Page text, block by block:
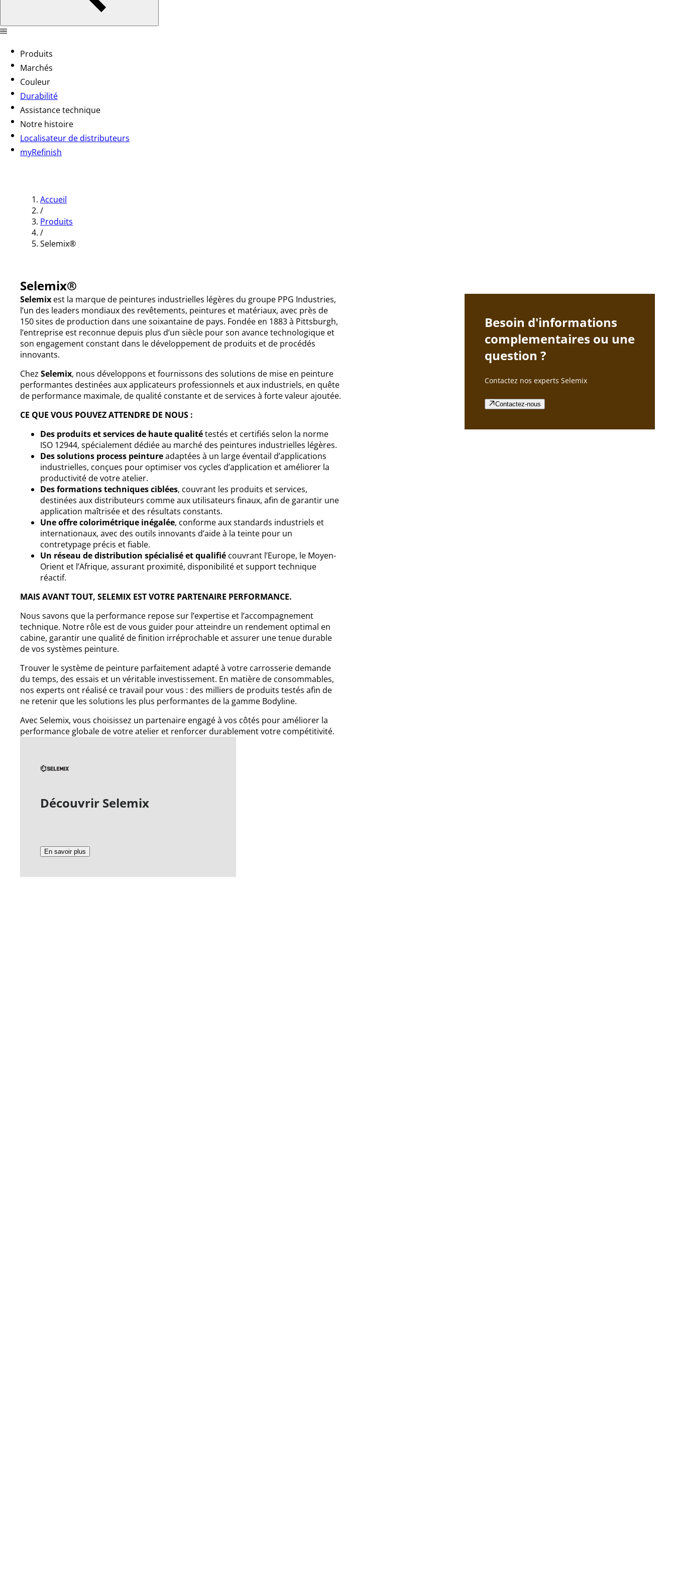
Produits
Marchés
Couleur
Durabilité
Assistance technique
Notre histoire
Localisateur de distributeurs
myRefinish
Accueil
/
Produits
/
Selemix®
Selemix®
Selemix est la marque de peintures industrielles légères du groupe PPG Industries,
l’un des leaders mondiaux des revêtements, peintures et matériaux, avec près de
150 sites de production dans une soixantaine de pays. Fondée en 1883 à Pittsburgh,
l’entreprise est reconnue depuis plus d’un siècle pour son avance technologique et
son engagement constant dans le développement de produits et de procédés
innovants.
Chez Selemix, nous développons et fournissons des solutions de mise en peinture
performantes destinées aux applicateurs professionnels et aux industriels, en quête
de performance maximale, de qualité constante et de services à forte valeur ajoutée.
CE QUE VOUS POUVEZ ATTENDRE DE NOUS :
Des produits et services de haute qualitétestés et certifiés selon la norme
ISO 12944, spécialement dédiée au marché des peintures industrielles légères.
Des solutions process peintureadaptées à un large éventail d’applications
industrielles, conçues pour optimiser vos cycles d’application et améliorer la
productivité de votre atelier.
Des formations techniques ciblées, couvrant les produits et services,
destinées aux distributeurs comme aux utilisateurs finaux, afin de garantir une
application maîtrisée et des résultats constants.
Une offre colorimétrique inégalée, conforme aux standards industriels et
internationaux, avec des outils innovants d’aide à la teinte pour un
contretypage précis et fiable.
Un réseau de distribution spécialisé et qualifié couvrant l’Europe, le Moyen-
Orient et l’Afrique, assurant proximité, disponibilité et support technique
réactif.
MAIS AVANT TOUT, SELEMIX EST VOTRE PARTENAIRE PERFORMANCE.
Nous savons que la performance repose sur l’expertise et l’accompagnement
technique. Notre rôle est de vous guider pour atteindre un rendement optimal en
cabine, garantir une qualité de finition irréprochable et assurer une tenue durable
de vos systèmes peinture.
Trouver le système de peinture parfaitement adapté à votre carrosserie demande
du temps, des essais et un véritable investissement. En matière de consommables,
nos experts ont réalisé ce travail pour vous : des milliers de produits testés afin de
ne retenir que les solutions les plus performantes de la gamme Bodyline.
Avec Selemix, vous choisissez un partenaire engagé à vos côtés pour améliorer la
performance globale de votre atelier et renforcer durablement votre compétitivité.
Découvrir Selemix
En savoir plus
Besoin d'informations
complementaires ou une
question ?
Contactez nos experts Selemix
Contactez-nous